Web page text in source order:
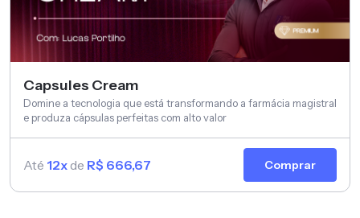
Capsules Cream
Domine a tecnologia que está transformando a farmácia magistral
e produza cápsulas perfeitas com alto valor
Até 12x de R$ 666,67 Comprar